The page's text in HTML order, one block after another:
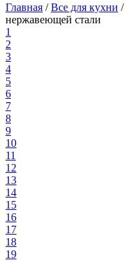
Главная /Все для кухни /
нержавеющей стали
1
2
3
4
5
6
7
8
9
10
11
12
13
14
15
16
17
18
19